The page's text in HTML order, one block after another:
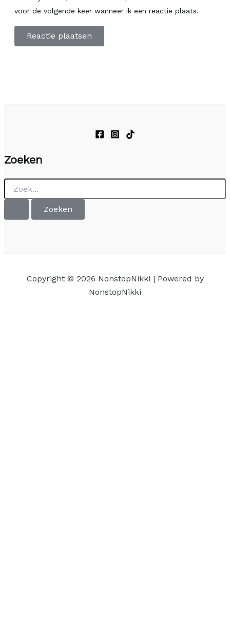
voor de volgende keer wanneer ik een reactie plaats.
Zoeken
Zoek
naar:
Copyright © 2026 NonstopNikki | Powered by
NonstopNikki